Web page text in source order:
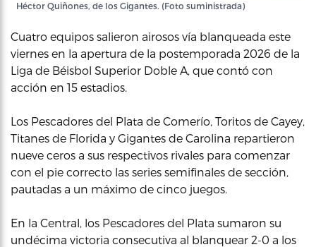
Héctor Quiñones, de los Gigantes. (Foto suministrada)
Cuatro equipos salieron airosos vía blanqueada este
viernes en la apertura de la postemporada 2026 de la
Liga de Béisbol Superior Doble A, que contó con
acción en 15 estadios.
Los Pescadores del Plata de Comerío, Toritos de Cayey,
Titanes de Florida y Gigantes de Carolina repartieron
nueve ceros a sus respectivos rivales para comenzar
con el pie correcto las series semifinales de sección,
pautadas a un máximo de cinco juegos.
En la Central, los Pescadores del Plata sumaron su
undécima victoria consecutiva al blanquear 2-0 a los